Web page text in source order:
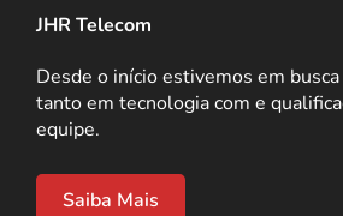
JHR Telecom
Desde o início estivemos em
tanto em tecnologia com e
equipe.
Saiba Mais